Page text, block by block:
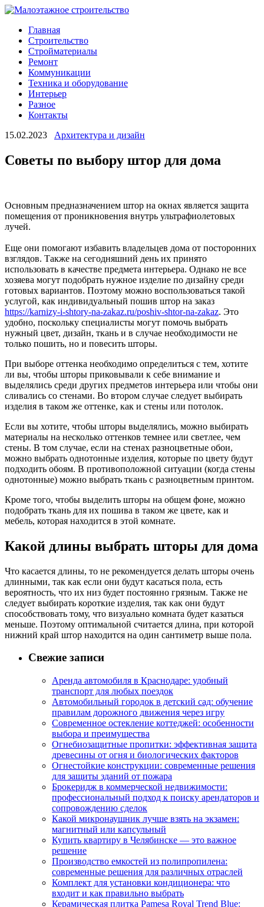
Главная
Строительство
Стройматериалы
Ремонт
Коммуникации
Техника и оборудование
Интерьер
Разное
Контакты
15.02.2023
Архитектура и дизайн
Советы по выбору штор для дома
Основным предназначением штор на окнах является защита
помещения от проникновения внутрь ультрафиолетовых
лучей.
Еще они помогают избавить владельцев дома от посторонних
взглядов. Также на сегодняшний день их принято
использовать в качестве предмета интерьера. Однако не все
хозяева могут подобрать нужное изделие по дизайну среди
готовых вариантов. Поэтому можно воспользоваться такой
услугой, как индивидуальный пошив штор на заказ
https://karnizy-i-shtory-na-zakaz.ru/poshiv-shtor-na-zakaz. Это
удобно, поскольку специалисты могут помочь выбрать
нужный цвет, дизайн, ткань и в случае необходимости не
только пошить, но и повесить шторы.
При выборе оттенка необходимо определиться с тем, хотите
ли вы, чтобы шторы приковывали к себе внимание и
выделялись среди других предметов интерьера или чтобы они
сливались со стенами. Во втором случае следует выбирать
изделия в таком же оттенке, как и стены или потолок.
Если вы хотите, чтобы шторы выделялись, можно выбирать
материалы на несколько оттенков темнее или светлее, чем
стены. В том случае, если на стенах разноцветные обои,
можно выбрать однотонные изделия, которые по цвету будут
подходить обоям. В противоположной ситуации (когда стены
однотонные) можно выбрать ткань с разноцветным принтом.
Кроме того, чтобы выделить шторы на общем фоне, можно
подобрать ткань для их пошива в таком же цвете, как и
мебель, которая находится в этой комнате.
Какой длины выбрать шторы для дома
Что касается длины, то не рекомендуется делать шторы очень
длинными, так как если они будут касаться пола, есть
вероятность, что их низ будет постоянно грязным. Также не
следует выбирать короткие изделия, так как они будут
способствовать тому, что визуально комната будет казаться
меньше. Поэтому оптимальной считается длина, при которой
нижний край штор находится на один сантиметр выше пола.
Свежие записи
Аренда автомобиля в Краснодаре: удобный
транспорт для любых поездок
Автомобильный городок в детский сад: обучение
правилам дорожного движения через игру
Современное остекление коттеджей: особенности
выбора и преимущества
Огнебиозащитные пропитки: эффективная защита
древесины от огня и биологических факторов
Огнестойкие конструкции: современные решения
для защиты зданий от пожара
Брокеридж в коммерческой недвижимости:
профессиональный подход к поиску арендаторов и
сопровождению сделок
Какой микронаушник лучше взять на экзамен:
магнитный или капсульный
Купить квартиру в Челябинске — это важное
решение
Производство емкостей из полипропилена:
современные решения для различных отраслей
Комплект для установки кондиционера: что
входит и как правильно выбрать
Керамическая плитка Pamesa Royal Trend Blue: